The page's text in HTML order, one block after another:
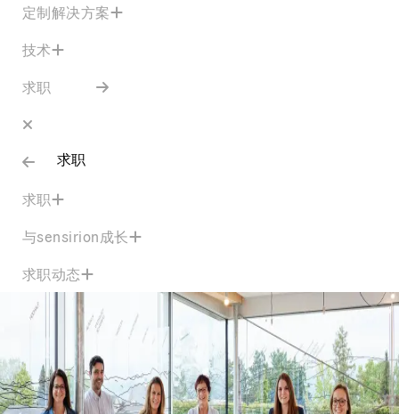
定制解决方案
技术
求职
求职
求职
与sensirion成长
求职动态